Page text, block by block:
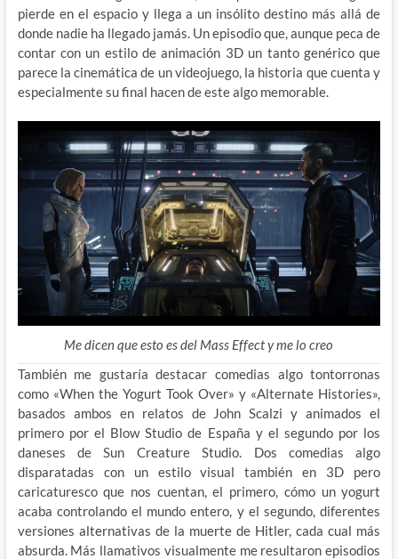
pierde en el espacio y llega a un insólito destino más allá de
donde nadie ha llegado jamás. Un episodio que, aunque peca de
contar con un estilo de animación 3D un tanto genérico que
parece la cinemática de un videojuego, la historia que cuenta y
especialmente su final hacen de este algo memorable.
Me dicen que esto es del Mass Effect y me lo creo
También me gustaría destacar comedias algo tontorronas
como «When the Yogurt Took Over» y «Alternate Histories»,
basados ambos en relatos de John Scalzi y animados el
primero por el Blow Studio de España y el segundo por los
daneses de Sun Creature Studio. Dos comedias algo
disparatadas con un estilo visual también en 3D pero
caricaturesco que nos cuentan, el primero, cómo un yogurt
acaba controlando el mundo entero, y el segundo, diferentes
versiones alternativas de la muerte de Hitler, cada cual más
absurda. Más llamativos visualmente me resultaron episodios